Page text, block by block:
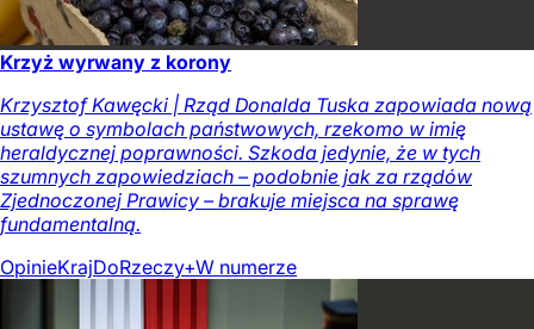
Krzyż wyrwany z korony
Krzysztof Kawęcki | Rząd Donalda Tuska zapowiada nową
ustawę o symbolach państwowych, rzekomo w imię
heraldycznej poprawności. Szkoda jedynie, że w tych
szumnych zapowiedziach – podobnie jak za rządów
Zjednoczonej Prawicy – brakuje miejsca na sprawę
fundamentalną.
OpinieKrajDoRzeczy+W numerze